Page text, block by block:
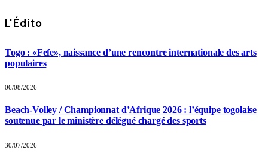
L'Édito
Togo : «Fefe», naissance d’une rencontre internationale des arts
populaires
06/08/2026
Beach-Volley / Championnat d’Afrique 2026 : l’équipe togolaise
soutenue par le ministère délégué chargé des sports
30/07/2026